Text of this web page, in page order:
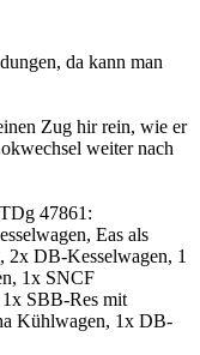
da kann man
Zug hir rein, wie er
weiter nach
47861:
Eas als
DB-Kesselwagen, 1
1x SNCF
SBB-Res mit
Kühlwagen, 1x DB-